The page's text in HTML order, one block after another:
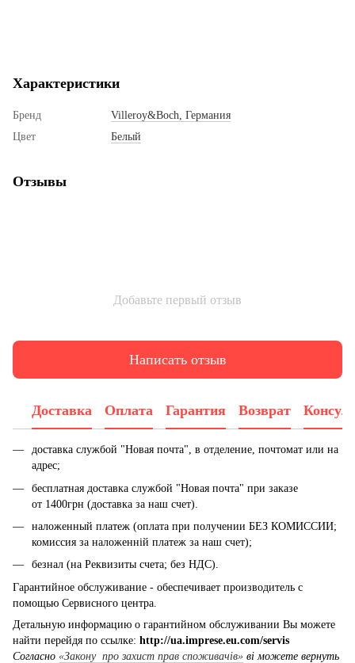
Характеристики
Бренд
Villeroy&Boch, Германия
Цвет
Белый
Отзывы
Добавьте первый отзыв
Написать отзыв
Доставка Оплата Гарантия Возврат
доставка службой "Новая почта", в отделение, почтомат или на
адрес;
бесплатная доставка службой "Новая почта" при заказе
от 1400грн (доставка за наш счет).
наложенный платеж (оплата при получении БЕЗ КОМИССИИ;
комиссия за наложенній платеж за наш счет);
безнал (на Реквизиты счета; без НДС).
Гарантийное обслуживание - обеспечивает производитель с
помощью Сервисного центра.
Детальную информацию о гарантийном обслуживании Вы можете
найти перейдя по ссылке: http://ua.imprese.eu.com/servis
Согласно «Закону про захист прав споживачів» ві можете вернуть